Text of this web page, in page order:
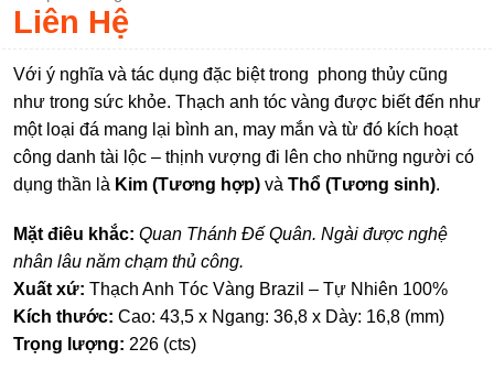
Liên Hệ
Với ý nghĩa và tác dụng đặc biệt trong phong thủy cũng
như trong sức khỏe. Thạch anh tóc vàng được biết đến như
một loại đá mang lại bình an, may mắn và từ đó kích hoạt
công danh tài lộc – thịnh vượng đi lên cho những người có
dụng thần là Kim (Tương hợp) và Thổ (Tương sinh).
Mặt điêu khắc: Quan Thánh Đế Quân. Ngài được nghệ
nhân lâu năm chạm thủ công.
Xuất xứ: Thạch Anh Tóc Vàng Brazil – Tự Nhiên 100%
Kích thước: Cao: 43,5 x Ngang: 36,8 x Dày: 16,8 (mm)
Trọng lượng: 226 (cts)